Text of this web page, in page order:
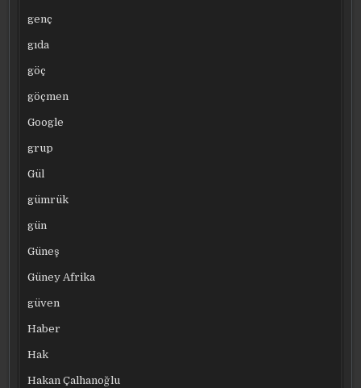
genç
gıda
göç
göçmen
Google
grup
Gül
gümrük
gün
Güneş
Güney Afrika
güven
Haber
Hak
Hakan Çalhanoğlu